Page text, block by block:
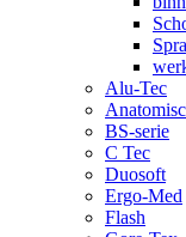
Alu-Tec
BS-serie
C Tec
Duosoft
Ergo-Med
Flash